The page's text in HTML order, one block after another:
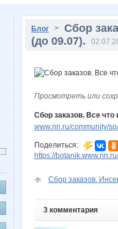
Блог > Сбор
(до 09.07).
Просмотреть или
Сбор заказов. Все что
www.nn.ru/community/
Поделиться:
https://
Сбор заказов.
3 комментария